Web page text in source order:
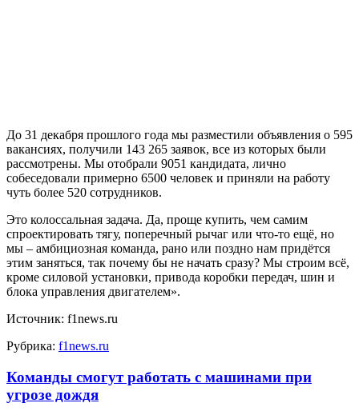
До 31 декабря прошлого года мы разместили объявления о 595
вакансиях, получили 143 265 заявок, все из которых были
рассмотрены. Мы отобрали 9051 кандидата, лично
собеседовали примерно 6500 человек и приняли на работу
чуть более 520 сотрудников.
Это колоссальная задача. Да, проще купить, чем самим
спроектировать тягу, поперечный рычаг или что-то ещё, но
мы – амбициозная команда, рано или поздно нам придётся
этим заняться, так почему бы не начать сразу? Мы строим всё,
кроме силовой установки, привода коробки передач, шин и
блока управления двигателем».
Источник: f1news.ru
Рубрика: f1news.ru
Команды смогут работать с машинами при
угрозе дождя